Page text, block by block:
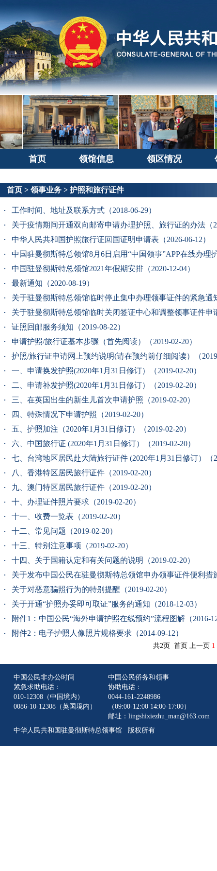
首页 领馆信息 领区情况
首页 > 领事业务 > 护照和旅行证件
工作时间、地址及联系方式（2018-06-29）
关于疫情期间开通双向邮寄申请办理护照、旅行证的办法（
中华人民共和国护照旅行证回国证明申请表（2026-06-12）
中国驻曼彻斯特总领馆8月6日启用“中国领事”APP在线办理
中国驻曼彻斯特总领馆2021年假期安排（2020-12-04）
最新通知（2020-08-19）
关于驻曼彻斯特总领馆临时停止集中办理领事证件的紧急通
关于驻曼彻斯特总领馆临时关闭签证中心和调整领事证件申
证照回邮服务须知（2019-08-22）
申请护照/旅行证基本步骤（首先阅读）（2019-02-20）
护照/旅行证申请网上预约说明(请在预约前仔细阅读）（
一、申请换发护照(2020年1月31日修订）（2019-02-20）
二、申请补发护照(2020年1月31日修订）（2019-02-20）
三、在英国出生的新生儿首次申请护照（2019-02-20）
四、特殊情况下申请护照（2019-02-20）
五、护照加注（2020年1月31日修订）（2019-02-20）
六、中国旅行证 (2020年1月31日修订）（2019-02-20）
七、台湾地区居民赴大陆旅行证件 (2020年1月31日修订）（
八、香港特区居民旅行证件（2019-02-20）
九、澳门特区居民旅行证件（2019-02-20）
十、办理证件照片要求（2019-02-20）
十一、收费一览表（2019-02-20）
十二、常见问题（2019-02-20）
十三、特别注意事项（2019-02-20）
十四、关于国籍认定和有关问题的说明（2019-02-20）
关于发布中国公民在驻曼彻斯特总领馆申办领事证件便利措
关于对恶意骗照行为的特别提醒（2019-02-20）
关于开通“护照办妥即可取证”服务的通知（2018-12-03）
附件1：中国公民“海外申请护照在线预约”流程图解（2016-
附件2：电子护照人像照片规格要求（2014-09-12）
共2页 首页 上一页 1
中国公民非办公时间
紧急求助电话：
010-12308（中国境内）
0086-10-12308（英国境内）
中国公民侨务和领事
协助电话：
0044-161-2248986
（09:00-12:00 14:00-17:00）
邮址：lingshixiezhu_man@163.com
中华人民共和国驻曼彻斯特总领事馆 版权所有